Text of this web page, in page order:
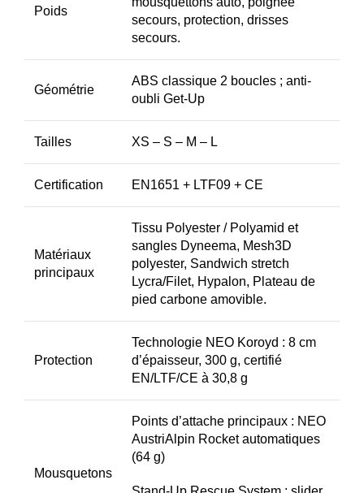
Poids
secours, protection, drisses
secours.
Géométrie
ABS classique 2 boucles ; anti-
oubli Get-Up
Tailles XS – S – M – L
Certification EN1651 + LTF09 + CE
Matériaux
principaux
Tissu Polyester / Polyamid et
sangles Dyneema, Mesh3D
polyester, Sandwich stretch
Lycra/Filet, Hypalon, Plateau de
pied carbone amovible.
Protection
Technologie NEO Koroyd : 8 cm
d’épaisseur, 300 g, certifié
EN/LTF/CE à 30,8 g
Mousquetons
Points d’attache principaux : NEO
AustriAlpin Rocket automatiques
(64 g)